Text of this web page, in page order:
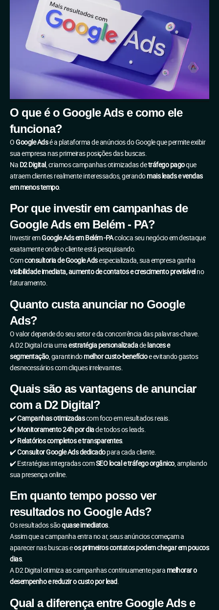
O que é o Google Ads e como ele
funciona?
OGoogle Adsé a plataforma de anúncios do Google que permite exibir
sua empresa nas primeiras posições das buscas.
Na D2 Digital , criamos campanhas otimizadas detráfego pagoque
atraem clientes realmente interessados, gerandomais leads e vendas
em menos tempo.
Por que investir em campanhas de
Google Ads em Belém - PA?
Investir emGoogle Ads em Belém -PAcoloca seu negócio em destaque
exatamente onde o cliente está pesquisando.
Comconsultoria de Google Adsespecializada, sua empresa ganha
visibilidade imediata, aumento de contatos e crescimento previsível no
faturamento.
Quanto custa anunciar no Google
Ads?
O valor depende do seu setor e da concorrência das palavras-chave.
A D2 Digital cria umaestratégia personalizadadelances e
segmentação, garantindomelhor custo-benefícioe evitando gastos
desnecessários com cliques irrelevantes.
Quais são as vantagens de anunciar
com a D2 Digital?
✔️Campanhas otimizadascom foco em resultados reais.
✔️Monitoramento 24h por diade todos os leads.
✔️Relatórios completos e transparentes.
✔️Consultor Google Ads dedicadopara cada cliente.
✔️ Estratégias integradas comSEO local e tráfego orgânico, ampliando
sua presença online.
Em quanto tempo posso ver
resultados no Google Ads?
Os resultados sãoquase imediatos.
Assim que a campanha entra no ar, seus anúncios começam a
aparecer nas buscas eos primeiros contatos podem chegar em poucos
dias.
A D2 Digital otimiza as campanhas continuamente para melhorar o
desempenho e reduzir o custo por lead.
Qual a diferença entre Google Ads e